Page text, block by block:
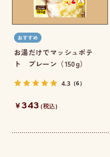
お湯だけでマッシュポテ
ト プレーン（150g）
4.3 （6）
￥343 (税込)